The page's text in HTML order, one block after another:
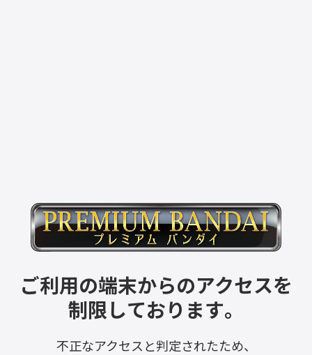
ご利用の端末からのアクセスを
制限しております。
不正なアクセスと判定されたため、